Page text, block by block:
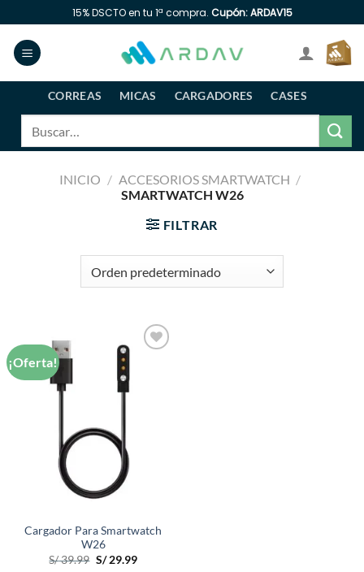
al
contenido
15% DSCTO en tu 1ª compra. Cupón: ARDAV15
CORREAS MICAS CARGADORES
CASES
INICIO / ACCESORIOS SMARTWATCH /
SMARTWATCH W26
FILTRAR
¡Oferta!
Cargador Para Smartwatch
W26
S/39.99 El
S/29.99El